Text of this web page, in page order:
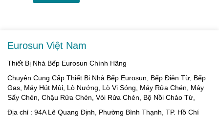
Eurosun Việt Nam
Thiết Bị Nhà Bếp Eurosun Chính Hãng
Chuyên Cung Cấp Thiết Bị Nhà Bếp Eurosun, Bếp Điện Từ, Bếp
Gas, Máy Hút Mùi, Lò Nướng, Lò Vi Sóng, Máy Rửa Chén, Máy
Sấy Chén, Chậu Rửa Chén, Vòi Rửa Chén, Bộ Nồi Chảo Từ,
Địa chỉ : 94A Lê Quang Định, Phường Bình Thạnh, TP. Hồ Chí